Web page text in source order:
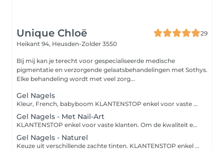
Unique Chloë
29
Heikant 94, Heusden-Zolder 3550
Bij mij kan je terecht voor gespecialiseerde medische
pigmentatie en verzorgende gelaatsbehandelingen met Sothys.
Elke behandeling wordt met veel zorg...
Gel Nagels
Kleur, French, babyboom KLANTENSTOP enkel voor vaste klanten. Om de kwaliteit en beschikbaarheid te garanderen, is deze behandeling momenteel enkel boekbaar voor bestaande klanten. Dankjewel voor je vertrouwen!
Gel Nagels - Met Nail-Art
KLANTENSTOP enkel voor vaste klanten. Om de kwaliteit en beschikbaarheid te garanderen, is deze behandeling momenteel enkel boekbaar voor bestaande klanten. Dankjewel voor je vertrouwen!
Gel Nagels - Naturel
Keuze uit verschillende zachte tinten. KLANTENSTOP enkel voor vaste klanten. Om de kwaliteit en beschikbaarheid te garanderen, is deze behandeling momenteel enkel boekbaar voor bestaande klanten. Dankjewel voor je vertrouwen!